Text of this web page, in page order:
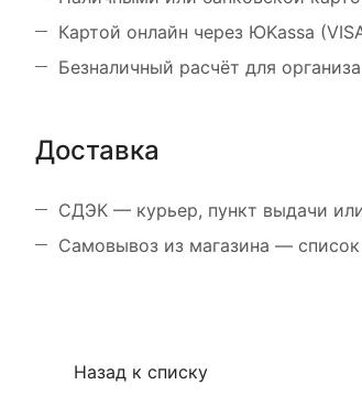
Картой онлайн через ЮKassa
Безналичный расчёт для
Доставка
СДЭК — курьер, пункт выдачи
Самовывоз из магазина —
Назад к списку